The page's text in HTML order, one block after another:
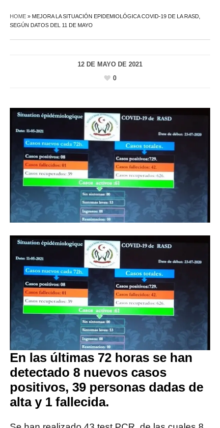
HOME » MEJORA LA SITUACIÓN EPIDEMIOLÓGICA COVID-19 DE LA RASD,
SEGÚN DATOS DEL 11 DE MAYO
12 DE MAYO DE 2021
0
En las últimas 72 horas se han
detectado 8 nuevos casos
positivos, 39 personas dadas de
alta y 1 fallecida.